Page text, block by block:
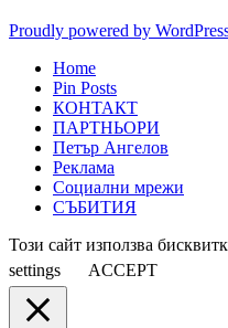
Proudly powered by
Home
Pin Posts
КОНТАКТ
ПАРТНЬОРИ
Петър Ангелов
Реклама
Социални мрежи
СЪБИТИЯ
Този сайт използва
settings
ACCEPT